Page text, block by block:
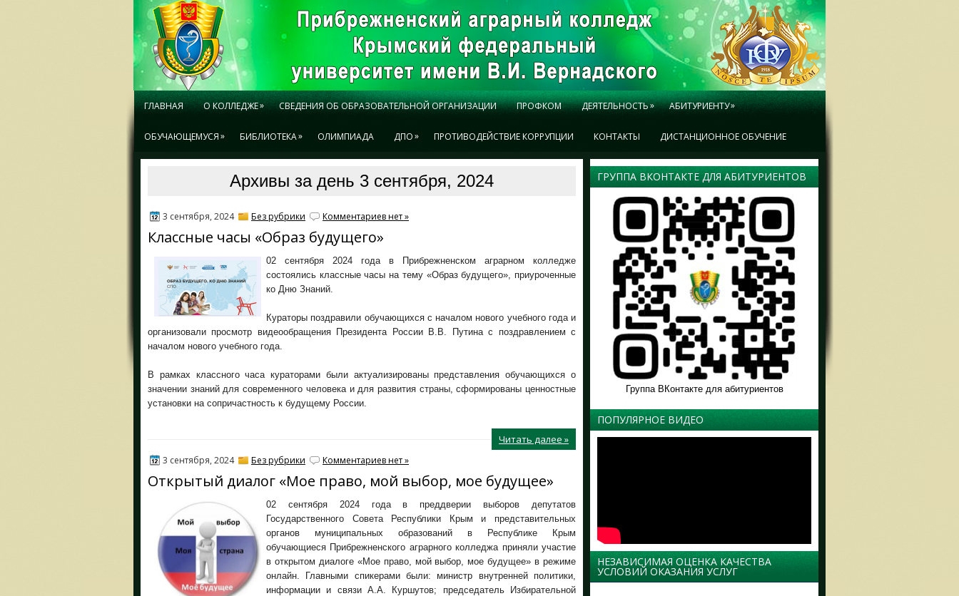
ГЛАВНАЯ О КОЛЛЕДЖЕ» СВЕДЕНИЯ ОБ ОБРАЗОВАТЕЛЬНОЙ ОРГАНИЗАЦИИ ПРОФКОМ ДЕЯТЕЛЬНОСТЬ» АБИТУРИЕНТУ»
ОБУЧАЮЩЕМУСЯ» БИБЛИОТЕКА» ОЛИМПИАДА ДПО» ПРОТИВОДЕЙСТВИЕ КОРРУПЦИИ КОНТАКТЫ ДИСТАНЦИОННОЕ ОБУЧЕНИЕ
Архивы за день 3 сентября, 2024
3 сентября, 2024 Без рубрики Комментариев нет »
Классные часы «Образ будущего»
02 сентября 2024 года в Прибрежненском аграрном колледже
состоялись классные часы на тему «Образ будущего», приуроченные
ко Дню Знаний.
Кураторы поздравили обучающихся с началом нового учебного года и
организовали просмотр видеообращения Президента России В.В. Путина с поздравлением с
началом нового учебного года.
В рамках классного часа кураторами были актуализированы представления обучающихся о
значении знаний для современного человека и для развития страны, сформированы ценностные
установки на сопричастность к будущему России.
Читать далее »
3 сентября, 2024 Без рубрики Комментариев нет »
Открытый диалог «Мое право, мой выбор, мое будущее»
02 сентября 2024 года в преддверии выборов депутатов
Государственного Совета Республики Крым и представительных
органов муниципальных образований в Республике Крым
обучающиеся Прибрежненского аграрного колледжа приняли участие
в открытом диалоге «Мое право, мой выбор, мое будущее» в режиме
онлайн. Главными спикерами были: министр внутренней политики,
информации и связи А.А. Куршутов; председатель Избирательной
ГРУППА ВКОНТАКТЕ ДЛЯ АБИТУРИЕНТОВ
Группа ВКонтакте для абитуриентов
ПОПУЛЯРНОЕ ВИДЕО
НЕЗАВИСИМАЯ ОЦЕНКА КАЧЕСТВА
УСЛОВИЙ ОКАЗАНИЯ УСЛУГ